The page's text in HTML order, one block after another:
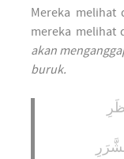
Mereka melihat
mereka melihat
akan
buruk.